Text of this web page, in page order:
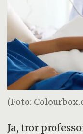
(Foto:
Ja, tror